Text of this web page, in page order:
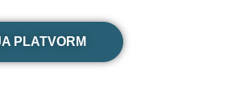
PLATVORM